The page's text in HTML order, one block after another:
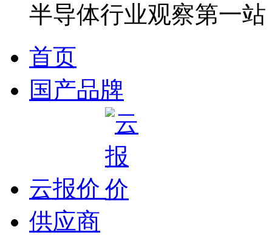
半导体行业观察第一站
首页
国产品牌
云报价
供应商